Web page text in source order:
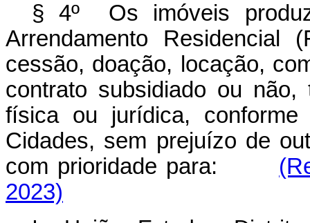
§ 4º Os imóveis
Arrendamento Residencial
cessão, doação, locação,
contrato subsidiado ou
física ou jurídica, conforme
Cidades, sem prejuízo de
com prioridade para:
2023)